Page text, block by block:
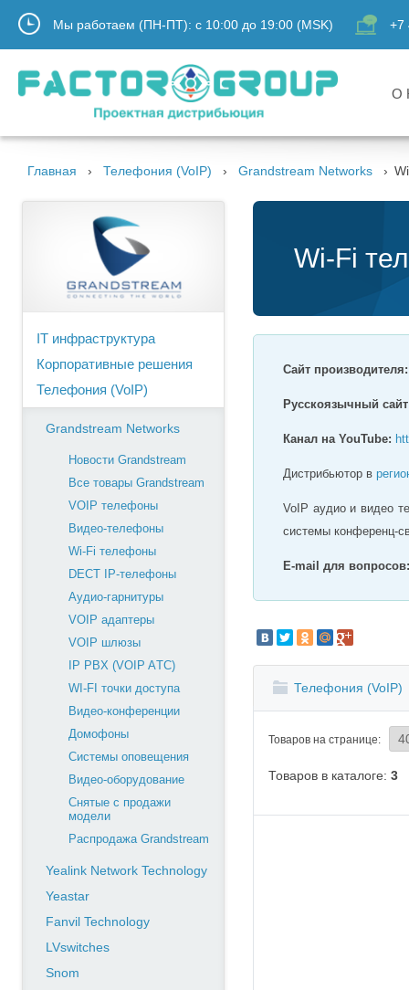
Мы работаем (ПН-ПТ): с 10:00 до 19:00 (MSK) +7
О
Главная Телефония (VoIP) Grandstream Networks
IT инфраструктура
Корпоративные решения
Телефония (VoIP)
Grandstream Networks
Новости Grandstream
Все товары Grandstream
VOIP телефоны
Видео-телефоны
Wi-Fi телефоны
DECT IP-телефоны
Аудио-гарнитуры
VOIP адаптеры
VOIP шлюзы
IP PBX (VOIP AТС)
WI-FI точки доступа
Видео-конференции
Домофоны
Системы оповещения
Видео-оборудование
Снятые с продажи
модели
Распродажа Grandstream
Yealink Network Technology
Yeastar
Fanvil Technology
LVswitches
Snom
Wi-Fi
Сайт
Русскоязычный
Канал на YouTube:
Дистрибьютор в
VoIP аудио и видео
системы конференц-
E-mail для вопросов:
Телефония (VoIP)
Товаров на странице:
Товаров в каталоге: 3